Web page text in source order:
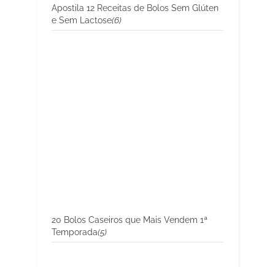
Apostila 12 Receitas de Bolos Sem Glúten
e Sem Lactose(6)
20 Bolos Caseiros que Mais Vendem 1ª
Temporada(5)